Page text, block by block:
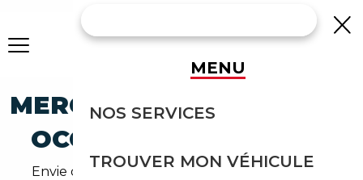
MERCEDES-BENZ SLK-300
OCCASION EN IMPORT
Envie d'acheter une slk-300 au meilleur prix ?
MENU
NOS SERVICES
TROUVER MON VÉHICULE